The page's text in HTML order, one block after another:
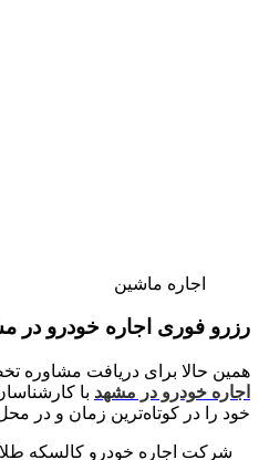
اجاره ماشین
رزرو فوری اجاره خودرو در
همین حالا برای دریافت مشاوره
اجاره خودرو در مشهد با
خود را در کوتاه‌ترین زمان و در
شرکت اجاره خودرو کالسکه